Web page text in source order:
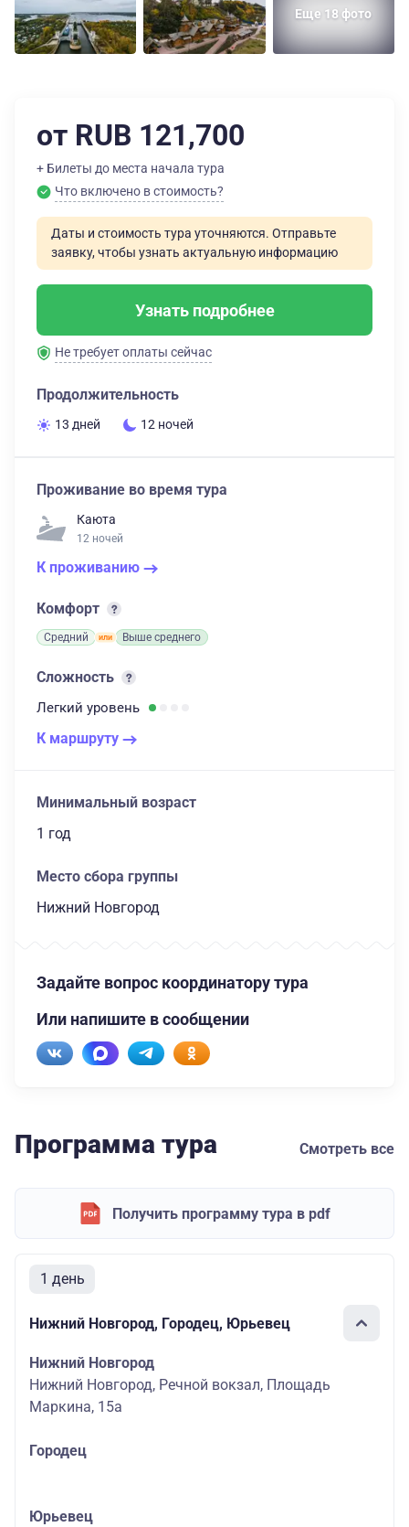
Еще 18 фото
от RUB 121,700
+ Билеты до места начала тура
Что включено в стоимость?
Даты и стоимость тура уточняются. Отправьте
заявку, чтобы узнать актуальную информацию
Узнать подробнее
Не требует оплаты сейчас
Продолжительность
13 дней 12 ночей
Проживание во время тура
Каюта
12 ночей
К проживанию
Комфорт
Средний Выше среднего
Сложность
Легкий уровень
К маршруту
Минимальный возраст
1 год
Место сбора группы
Нижний Новгород
Задайте вопрос координатору тура
Или напишите в сообщении
Программа тура Смотреть все
Получить программу тура в pdf
1 день
Нижний Новгород, Городец, Юрьевец
Нижний Новгород
Нижний Новгород, Речной вокзал, Площадь
Маркина, 15а
Городец
Юрьевец